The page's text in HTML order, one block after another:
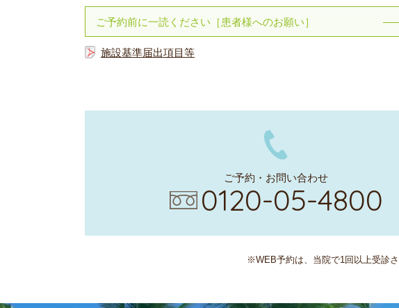
ご予約前に一読ください［患者様へのお願い］
施設基準届出項目等
ご予約・お問い合わせ
0120-05-4800
※WEB予約は、当院で1回以上受診